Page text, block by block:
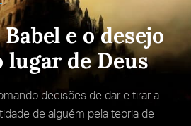
e o desejo
lugar de Deus
decisões de dar e tirar a
de alguém pela teoria de